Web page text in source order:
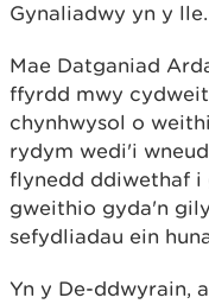
Gynaliadwy yn y lle.
Mae Datganiad
ffyrdd mwy
chynhwysol o
rydym wedi'i
flynedd ddiwethaf
gweithio gyda'n
sefydliadau ein
Yn y De-ddwyrain,